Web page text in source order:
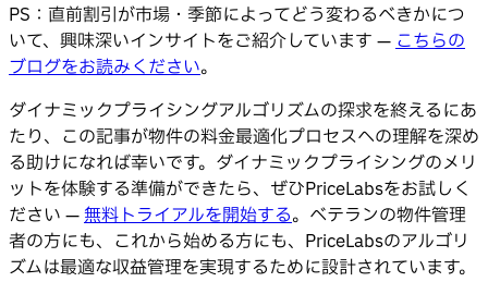
PS：直前割引が市場・季節によってどう変わるべきかにつ
いて、興味深いインサイトをご紹介しています — こちらの
ブログをお読みください。
ダイナミックプライシングアルゴリズムの探求を終えるにあ
たり、この記事が物件の料金最適化プロセスへの理解を深め
る助けになれば幸いです。ダイナミックプライシングのメリ
ットを体験する準備ができたら、ぜひPriceLabsをお試しく
ださい —無料トライアルを開始する。ベテランの物件管理
者の方にも、これから始める方にも、PriceLabsのアルゴリ
ズムは最適な収益管理を実現するために設計されています。